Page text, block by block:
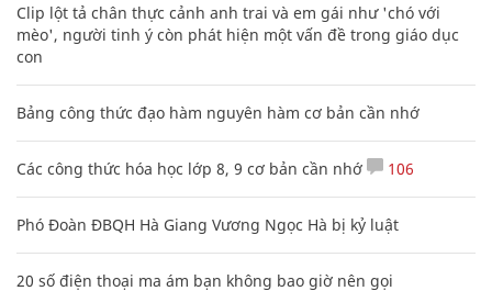
Clip lột tả chân thực cảnh anh trai và em gái như 'chó với
mèo', người tinh ý còn phát hiện một vấn đề trong giáo dục
con
Bảng công thức đạo hàm nguyên hàm cơ bản cần nhớ
Các công thức hóa học lớp 8, 9 cơ bản cần nhớ 106
Phó Đoàn ĐBQH Hà Giang Vương Ngọc Hà bị kỷ luật
20 số điện thoại ma ám bạn không bao giờ nên gọi